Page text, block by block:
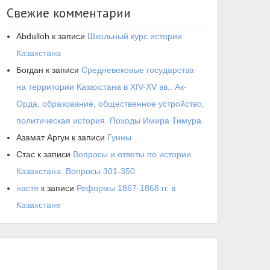
Свежие комментарии
Abdulloh к записи Школьный курс истории
Казахстана
Богдан к записи Средневековые государства
на территории Казахстана в XIV-XV вв.. Ак-
Орда, образование, общественное устройство,
политическая история. Походы Имира Тимура.
Азамат Аргун к записи Гунны
Стас к записи Вопросы и ответы по истории
Казахстана. Вопросы 301-350
настя к записи Реформы 1867-1868 гг. в
Казахстане